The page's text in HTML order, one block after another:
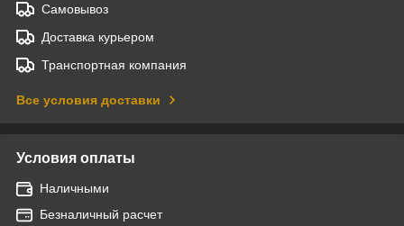
Самовывоз
Доставка курьером
Транспортная компания
Все условия доставки
Условия оплаты
Наличными
Безналичный расчет